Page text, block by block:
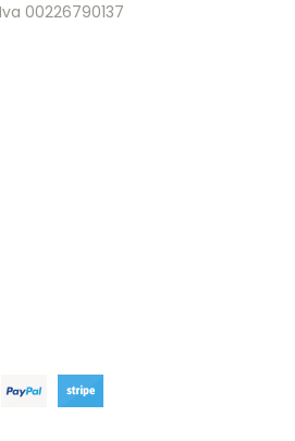
00226790137